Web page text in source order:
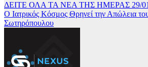
ΔΕΙΤΕ ΟΛΑ ΤΑ ΝΕΑ ΤΗΣ ΗΜΕΡΑΣ 29/
Ο Ιατρικός Κόσμος Θρηνεί την Απώλεια
Σωτηρόπουλου